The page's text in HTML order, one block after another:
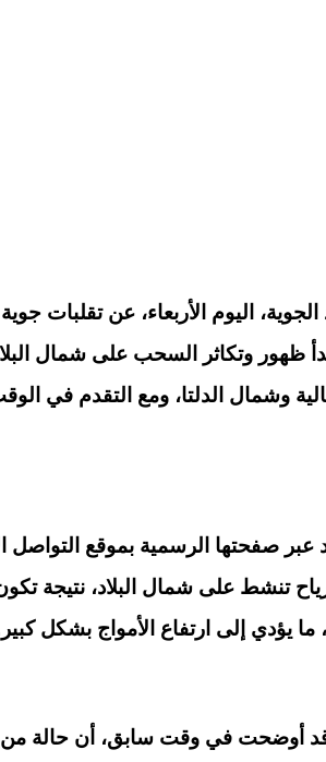
الجوية، اليوم الأربعاء، عن تقلبات
ظهور وتكاثر السحب على شمال
وشمال الدلتا، ومع التقدم في
عبر صفحتها الرسمية بموقع التواصل
تنشط على شمال البلاد، نتيجة
يؤدي إلى ارتفاع الأمواج بشكل
قد أوضحت في وقت سابق، أن حالة من
2026؟